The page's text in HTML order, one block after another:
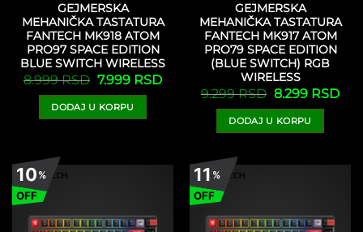
GEJMERSKA
MEHANIČKA TASTATURA
FANTECH MK918 ATOM
PRO97 SPACE EDITION
BLUE SWITCH WIRELESS
8.999RSD Originalna
cena
je
bila:
8.999 RSD.
7.999 RSDTrenutna
cena
7.999 RSD.
DODAJ U KORPU
GEJMERSKA
MEHANIČKA TASTATURA
FANTECH MK917 ATOM
PRO79 SPACE EDITION
(BLUE SWITCH) RGB
WIRELESS
9.299RSD
Originalna
cena
je
bila:
9.299 RSD.
8.299 RSD
DODAJ U KORPU
10%
OFF
11%
OFF